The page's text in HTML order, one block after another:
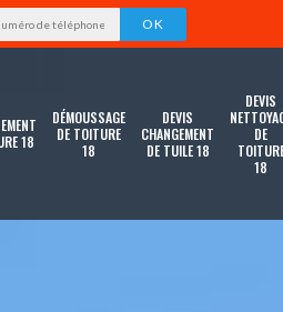
18
DÉMOUSSAGE
DE TOITURE
18
DEVIS
CHANGEMENT
DE TUILE 18
DEVIS
DE
18